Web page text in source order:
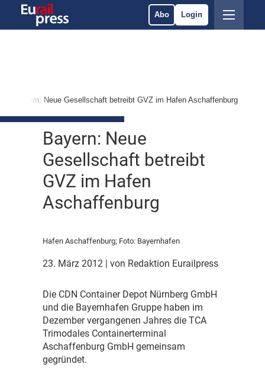
Abo Login
Bayern: Neue Gesellschaft betreibt GVZ im Hafen Aschaffenburg
Bayern: Neue
Gesellschaft betreibt
GVZ im Hafen
Aschaffenburg
Hafen Aschaffenburg; Foto: Bayernhafen
23. März 2012 | von Redaktion Eurailpress
Die CDN Container Depot Nürnberg GmbH
und die Bayernhafen Gruppe haben im
Dezember vergangenen Jahres die TCA
Trimodales Containerterminal
Aschaffenburg GmbH gemeinsam
gegründet.